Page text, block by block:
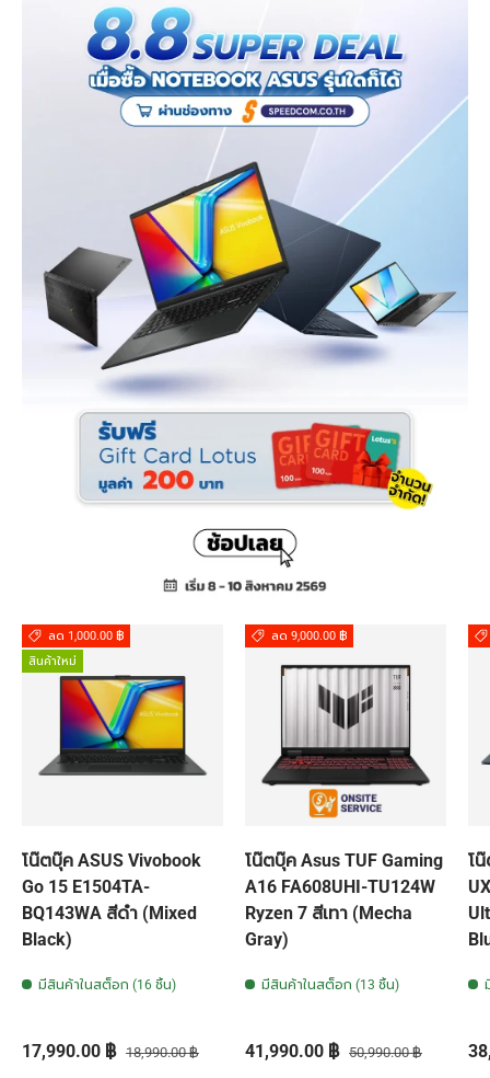
ลด 1,000.00 ฿
สินค้าใหม่
โน๊ตบุ๊ค ASUS Vivobook
Go 15 E1504TA-
BQ143WA สีดำ (Mixed
Black)
มีสินค้าในสต็อก (16 ชิ้น)
ราคาส่วนลด
17,990.00 ฿ ราคาปกติ
18,990.00 ฿
ลด 9,000.00 ฿
โน๊ตบุ๊ค Asus TUF Gaming
A16 FA608UHI-TU124W
Ryzen 7 สีเทา (Mecha
Gray)
มีสินค้าในสต็อก (13 ชิ้น)
ราคาส่วนลด
41,990.00 ฿ ราคาปกติ
50,990.00 ฿
โ
ร